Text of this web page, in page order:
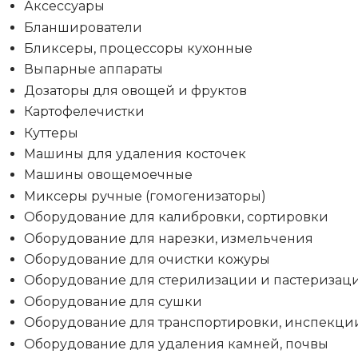
Аксессуары
Бланширователи
Бликсеры, процессоры кухонные
Выпарные аппараты
Дозаторы для овощей и фруктов
Картофелечистки
Куттеры
Машины для удаления косточек
Машины овощемоечные
Миксеры ручные (гомогенизаторы)
Оборудование для калибровки, сортировки
Оборудование для нарезки, измельчения
Оборудование для очистки кожуры
Оборудование для стерилизации и
Оборудование для сушки
Оборудование для транспортировки,
Оборудование для удаления камней, почвы